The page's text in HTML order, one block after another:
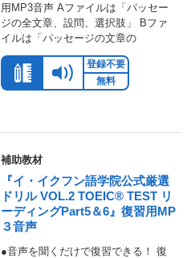
用MP3音声 Aファイルは「パッセー
ジの全文章、設問、選択肢」 Bファ
イルは「パッセージの文章の
登録不要
無料
補助教材
『イ・イクフン語学院公式厳選
ドリル VOL.2 TOEIC® TEST リ
ーディングPart5＆6』復習用MP
３音声
●音声を聞くだけで復習できる！ 復